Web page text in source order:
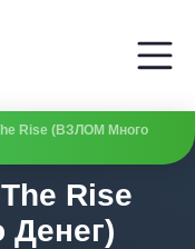
Rise (ВЗЛОМ Много
Rise